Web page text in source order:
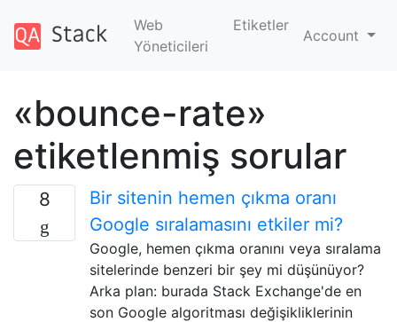
Web
Yöneticileri
Etiketler
Account
«bounce-rate»
etiketlenmiş sorular
8
Bir sitenin hemen çıkma oranı
Google sıralamasını etkiler mi?
Google, hemen çıkma oranını veya sıralama
sitelerinde benzeri bir şey mi düşünüyor?
Arka plan: burada Stack Exchange'de en
son Google algoritması değişikliklerinin